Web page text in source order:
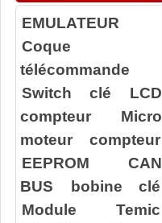
EMULATEUR
Coque
télécommande
Switch clé
LCD
compteur
Micro
moteur compteur
EEPROM
CAN
BUS
bobine clé
Module Temic